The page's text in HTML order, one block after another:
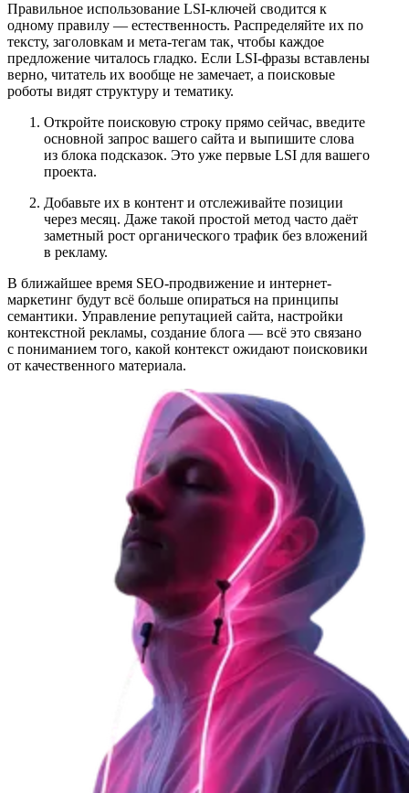
Правильное использование LSI-ключей сводится к
одному правилу — естественность. Распределяйте их по
тексту, заголовкам и мета-тегам так, чтобы каждое
предложение читалось гладко. Если LSI-фразы вставлены
верно, читатель их вообще не замечает, а поисковые
роботы видят структуру и тематику.
Откройте поисковую строку прямо сейчас, введите
основной запрос вашего сайта и выпишите слова
из блока подсказок. Это уже первые LSI для вашего
проекта.
Добавьте их в контент и отслеживайте позиции
через месяц. Даже такой простой метод часто даёт
заметный рост органического трафик без вложений
в рекламу.
В ближайшее время SEO-продвижение и интернет-
маркетинг будут всё больше опираться на принципы
семантики. Управление репутацией сайта, настройки
контекстной рекламы, создание блога — всё это связано
с пониманием того, какой контекст ожидают поисковики
от качественного материала.